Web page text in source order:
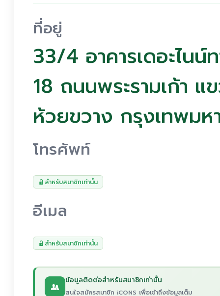
ที่อยู่
33/4 อาคารเดอะไนน์
18 ถนนพระรามเก้า แ
ห้วยขวาง กรุงเทพมห
โทรศัพท์
สำหรับสมาชิกเท่านั้น
อีเมล
สำหรับสมาชิกเท่านั้น
ข้อมูลติดต่อสำหรับสมาชิกเท่านั้น
สนใจสมัครสมาชิก iCONS เพื่อเข้าถึงข้อมูลเต็ม